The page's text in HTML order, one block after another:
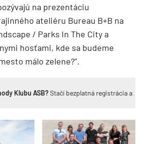
na prezentáciu
ateliéru Bureau B+B na
/ Parks In The City a
hosťami, kde sa budeme
málo zelene?".
Klubu ASB?Stačí bezplatná registrácia a